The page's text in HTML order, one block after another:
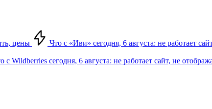
цены Что с «Иви» сегодня, 6 августа: не работает
с Wildberries сегодня, 6 августа: не работает сайт, не